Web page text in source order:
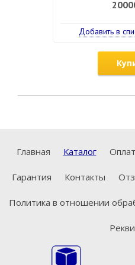
Добавить в
Главная Каталог
Гарантия Контакты
Политика в отношении